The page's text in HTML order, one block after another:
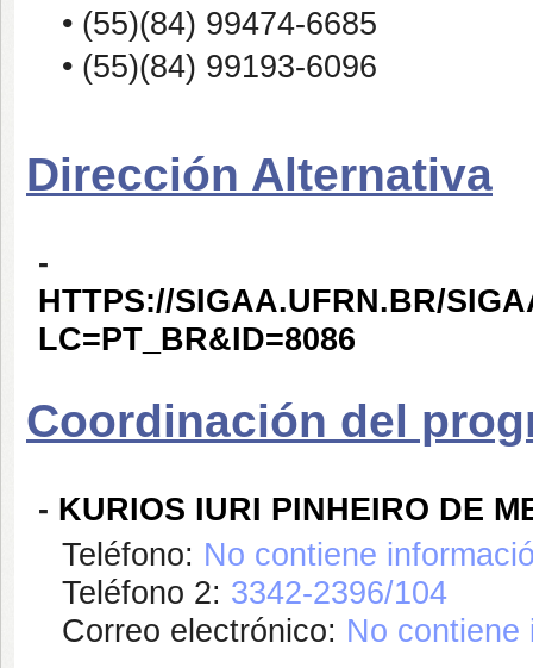
• (55)(84) 99474-6685
• (55)(84) 99193-6096
Dirección Alternativa
-
HTTPS://SIGAA.UFRN.BR/
LC=PT_BR&ID=8086
Coordinación del
- KURIOS IURI PINHEIRO DE
Teléfono: No contiene
Teléfono 2: 3342-2396/104
Correo electrónico: No contiene